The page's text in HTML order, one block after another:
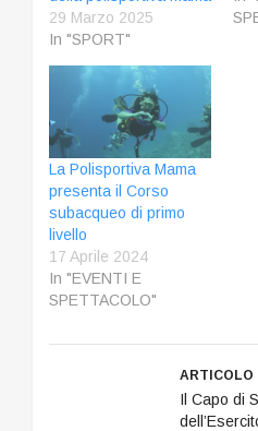
29 Marzo 2025
In "SPORT"
La Polisportiva Mama
presenta il Corso
subacqueo di primo
livello
17 Aprile 2024
In "EVENTI E
SPETTACOLO"
ARTICOLO
Il Capo di